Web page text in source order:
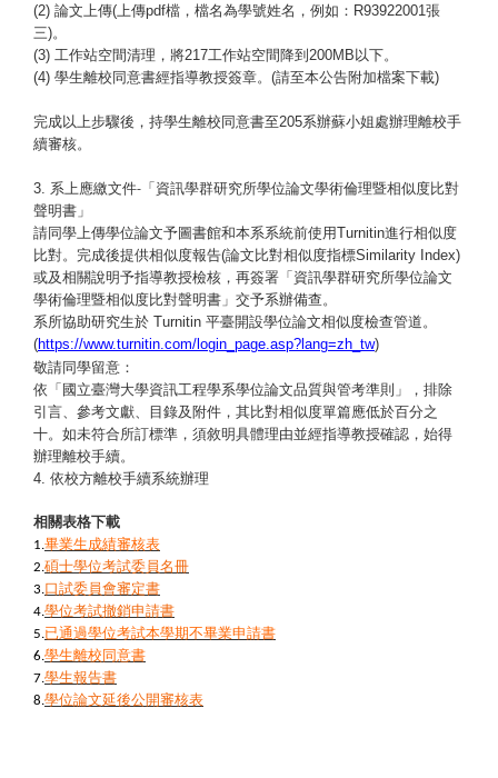
(2) 論文上傳( 上傳pdf檔，檔名為學號姓名，例如： R93922001張
三)。
(3) 工作站空間清理，將217工作站空間降到200MB以下。
(4) 學生離校同意書經指導教授簽章。 (請至本公告附加檔案下載)
完成以上步驟後，持學生離校同意書至205系辦蘇小姐處辦理離校手
續審核。
3. 系上應繳文件- 「資訊學群研究所學位論文學術倫理暨相似度比對
聲明書」
請同學上傳學位論文予圖書館和本系系統前使用Turnitin進行相似度
比對。完成後提供相似度報告(論文比對相似度指標Similarity Index)
或及相關說明予指導教授檢核，再簽署「資訊學群研究所學位論文
學術倫理暨相似度比對聲明書」交予系辦備查。
系所協助研究生於 Turnitin 平臺開設學位論文相似度檢查管道。
(https://www.turnitin.com/login_page.asp?lang=zh_tw)
敬請同學留意：
依「國立臺灣大學資訊工程學系學位論文品質與管考準則」，排除
引言、參考文獻、目錄及附件，其比對相似度單篇應低於百分之
十。如未符合所訂標準，須敘明具體理由並經指導教授確認，始得
辦理離校手續。
4. 依校方離校手續系統辦理
相關表格下載
1.畢業生成績審核表
2.碩士學位考試委員名冊
3.口試委員會審定書
4.學位考試撤銷申請書
5.已通過學位考試本學期不畢業申請書
6.學生離校同意書
7.學生報告書
8.學位論文延後公開審核表